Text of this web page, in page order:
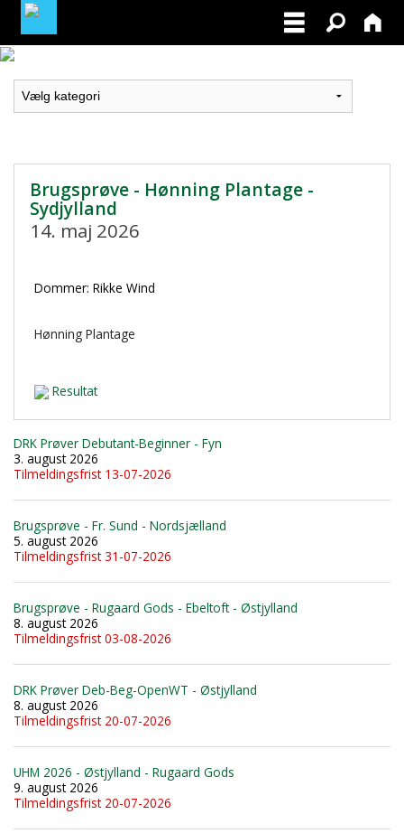
LOGIN / PROFIL
Brugsprøve - Hønning Plantage -
Sydjylland
14. maj 2026
Dommer: Rikke Wind
Hønning Plantage
Resultat
DRK Prøver Debutant-Beginner - Fyn
3. august 2026
Tilmeldingsfrist 13-07-2026
Brugsprøve - Fr. Sund - Nordsjælland
5. august 2026
Tilmeldingsfrist 31-07-2026
Brugsprøve - Rugaard Gods - Ebeltoft - Østjylland
8. august 2026
Tilmeldingsfrist 03-08-2026
DRK Prøver Deb-Beg-OpenWT - Østjylland
8. august 2026
Tilmeldingsfrist 20-07-2026
UHM 2026 - Østjylland - Rugaard Gods
9. august 2026
Tilmeldingsfrist 20-07-2026